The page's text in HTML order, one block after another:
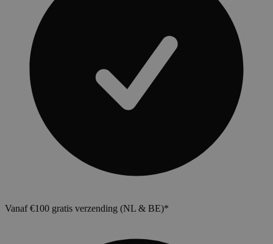
Vanaf €100 gratis verzending (NL & BE)*